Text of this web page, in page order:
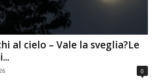
al cielo – Vale la sveglia?Le
0